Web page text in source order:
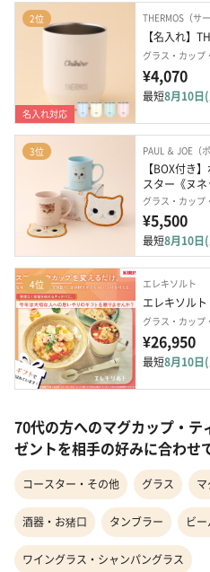
2位
名入れ対応
THERMOS（サー
【名入れ】
グラス・カップ
¥4,070
最短8月10日
3位 PAUL ＆ JOE（
【BOX付き
スター《ヌネ
グラス・カップ
¥5,500
最短8月10日
4位 エレキソルト
エレキソル
グラス・カップ
¥26,950
最短8月10日
70代の方へのマグカップ・テ
ゼントを相手の好みに合わせ
コースター・その他 グラス
酒器・お猪口 タンブラー ビ
ワイングラス・シャンパングラス